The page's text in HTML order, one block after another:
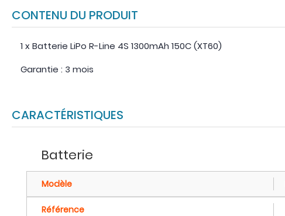
CONTENU DU PRODUIT
1 x Batterie LiPo R-Line 4S 1300mAh 150C (XT60)
Garantie : 3 mois
CARACTÉRISTIQUES
Batterie
Modèle
Référence